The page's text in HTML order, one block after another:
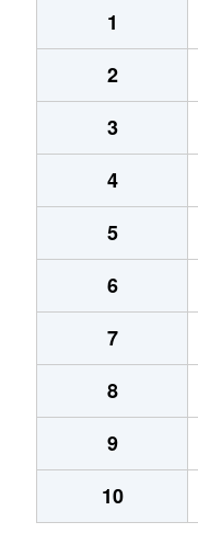
1
2
3
4
5
6
7
8
9
10